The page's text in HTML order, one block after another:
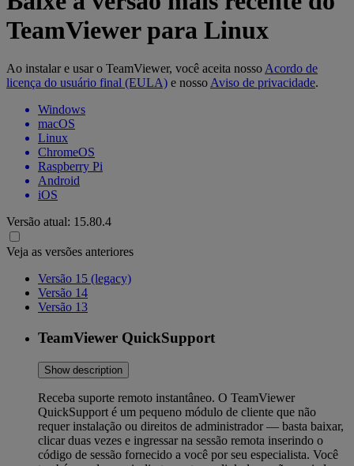
TeamViewer para Linux
Ao instalar e usar o TeamViewer, você aceita nossoAcordo de
licença do usuário final (EULA) e nossoAviso de privacidade.
Windows
macOS
Linux
ChromeOS
Raspberry Pi
Android
iOS
Versão atual: 15.80.4
Veja as versões anteriores
Versão 15 (legacy)
Versão 14
Versão 13
TeamViewer QuickSupport
Show description
Receba suporte remoto instantâneo. O TeamViewer
QuickSupport é um pequeno módulo de cliente que não
requer instalação ou direitos de administrador — basta baixar,
clicar duas vezes e ingressar na sessão remota inserindo o
código de sessão fornecido a você por seu especialista. Você